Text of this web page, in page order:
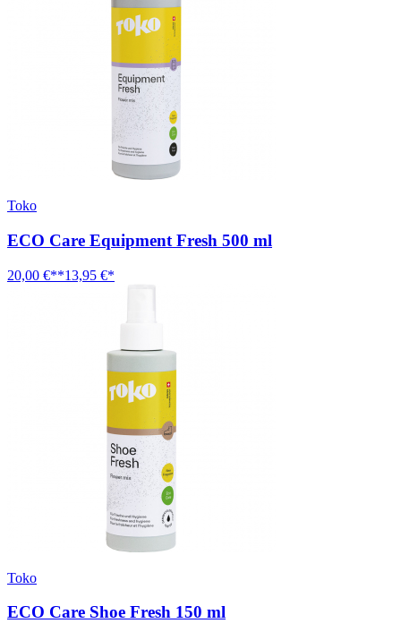
Toko
ECO Care Equipment Fresh 500 ml
20,00 €**13,95 €*
Toko
ECO Care Shoe Fresh 150 ml